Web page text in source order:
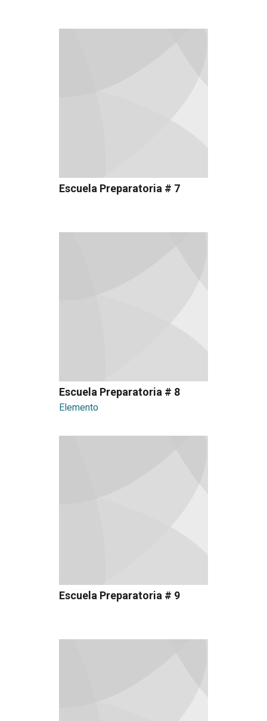
Escuela Preparatoria # 7
Escuela Preparatoria # 8
Elemento
Escuela Preparatoria # 9